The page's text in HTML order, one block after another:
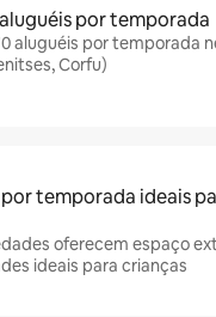
por temporada
aluguéis por temporada
Corfu)
temporada ideais
oferecem espaço
ideais para crianças